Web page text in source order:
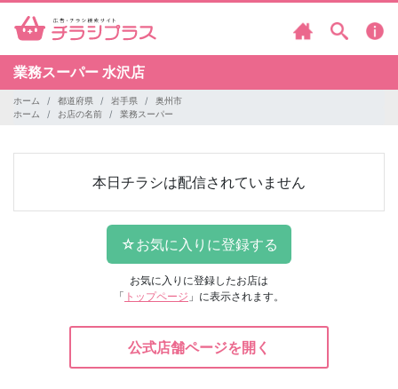
業務スーパー 水沢店
ホーム 都道府県 岩手県
奥州市
ホーム
お店の名前 業務スーパー
本日チラシは配信されていません
お気に入りに登録したお店は
「 トップページ 」に表示されます。
公式店舗ページを開く